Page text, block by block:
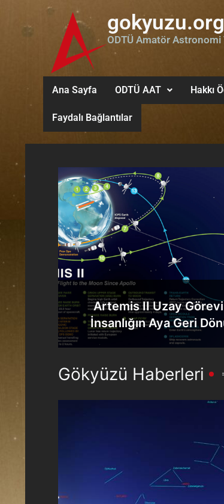
gokyuzu.org
ODTÜ Amatör Astronomi
Ana Sayfa ODTÜ AAT Hakkı
Faydalı Bağlantılar
Artemis II Uzay
İnsanlığın Aya Geri
Gökyüzü Haberleri